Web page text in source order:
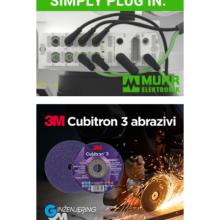
Automatizacija pakovanja · Display
(Shelf-Ready) omotnice
Potpuna efikasnost bez složenih
sistema
Trajna oznaka kao dugoročna korist
Bezbednost na prvom mestu!
IB BLUMENAUER - više od 40 godina